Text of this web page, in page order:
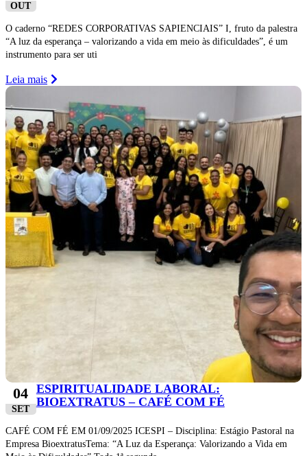
OUT
O caderno “REDES CORPORATIVAS SAPIENCIAIS” I, fruto da palestra
“A luz da esperança – valorizando a vida em meio às dificuldades”, é um
instrumento para ser uti
Leia mais
04
SET
ESPIRITUALIDADE LABORAL:
BIOEXTRATUS – CAFÉ COM FÉ
CAFÉ COM FÉ EM 01/09/2025 ICESPI – Disciplina: Estágio Pastoral na
Empresa BioextratusTema: “A Luz da Esperança: Valorizando a Vida em